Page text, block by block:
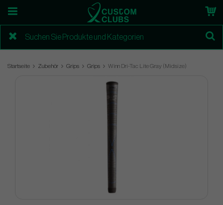
Startseite Zubehör Grips Grips Winn Dri-Tac Lite Gray (Midsize)